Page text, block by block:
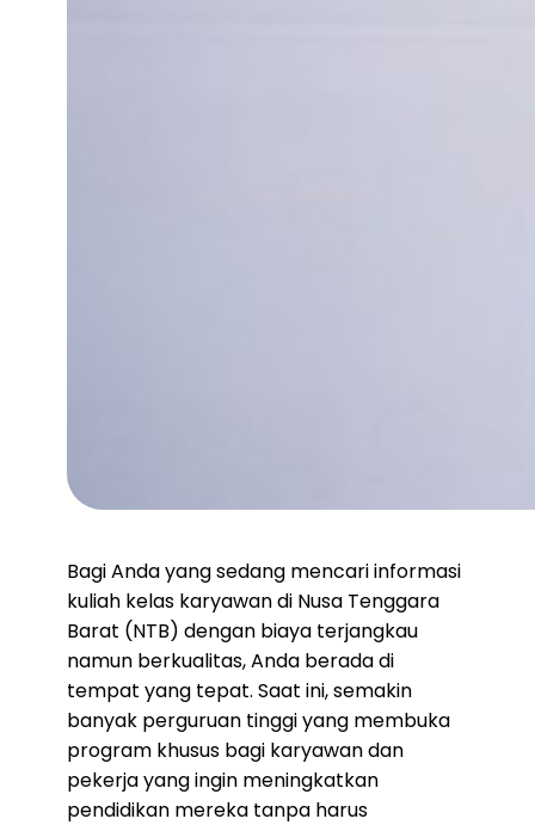
Bagi Anda yang sedang mencari informasi
kuliah kelas karyawan di Nusa Tenggara
Barat (NTB) dengan biaya terjangkau
namun berkualitas, Anda berada di
tempat yang tepat. Saat ini, semakin
banyak perguruan tinggi yang membuka
program khusus bagi karyawan dan
pekerja yang ingin meningkatkan
pendidikan mereka tanpa harus